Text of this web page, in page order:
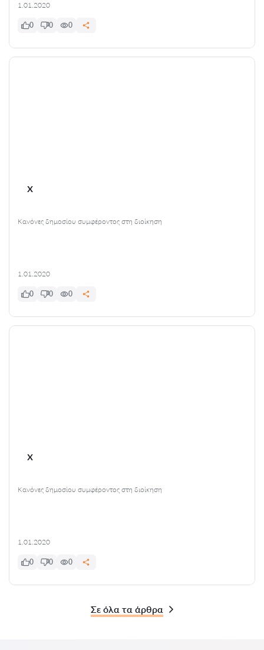
1.01.2020
0 0 0
x
Κανόνες δημοσίου συμφέροντος στη διοίκηση
1.01.2020
0 0 0
x
Κανόνες δημοσίου συμφέροντος στη διοίκηση
1.01.2020
0 0 0
Σε όλα τα άρθρα